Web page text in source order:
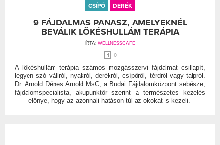
CSÍPŐ DERÉK
9 FÁJDALMAS PANASZ, AMELYEKNÉL
BEVÁLIK LÖKÉSHULLÁM TERÁPIA
ÍRTA: WELLNESSCAFE
0
A lökéshullám terápia számos mozgásszervi fájdalmat csillapít,
legyen szó vállról, nyakról, derékról, csípőről, térdről vagy talpról.
Dr. Arnold Dénes Arnold MsC, a Budai Fájdalomközpont sebésze,
fájdalomspecialista, akupunktőr szerint a természetes kezelés
előnye, hogy az azonnali hatáson túl az okokat is kezeli.